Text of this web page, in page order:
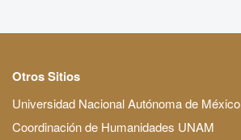
Otros Sitios
Universidad Nacional Autónoma de México
Coordinación de Humanidades UNAM